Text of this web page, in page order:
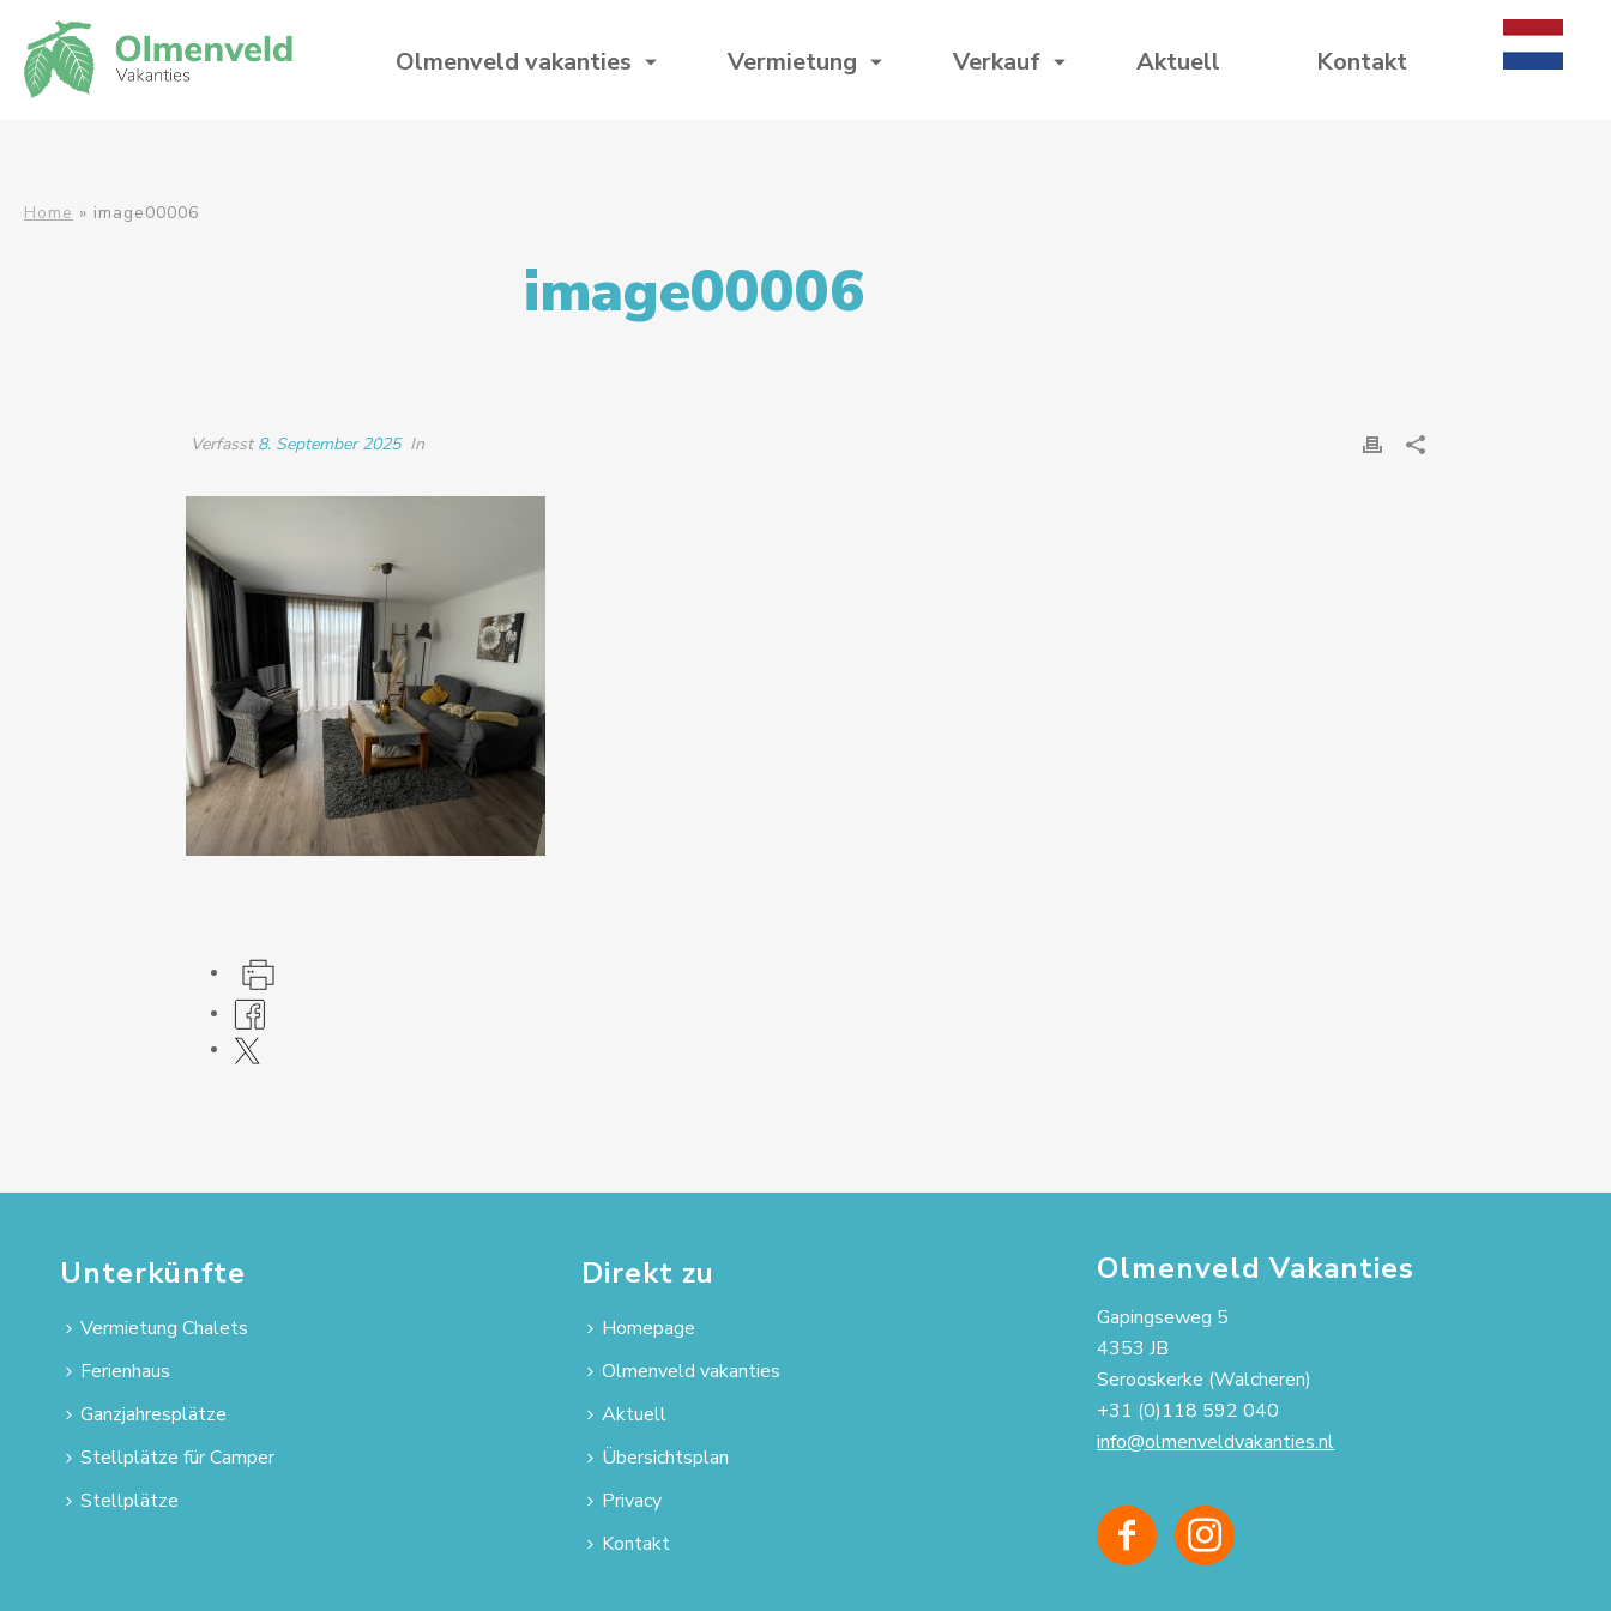
Olmenveld vakanties Vermietung Verkauf Aktuell Kontakt
Home » image00006
image00006
Verfasst 8. September 2025 In
Unterkünfte
Vermietung Chalets
Ferienhaus
Ganzjahresplätze
Stellplätze für Camper
Stellplätze
Direkt zu
Homepage
Olmenveld vakanties
Aktuell
Übersichtsplan
Privacy
Kontakt
Olmenveld Vakanties
Gapingseweg 5
4353 JB
Serooskerke (Walcheren)
+31 (0)118 592 040
info@olmenveldvakanties.nl